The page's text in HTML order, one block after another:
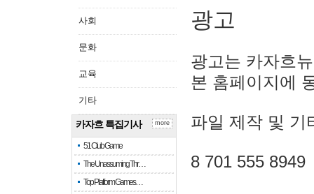
사회
문화
교육
기타
카자흐 특집기사
51 Club Game
The Unassuming Thr…
Top Platform Games…
more
광고
광고는 카자흐
본 홈페이지에
파일 제작 및 기
8 701 555 8949